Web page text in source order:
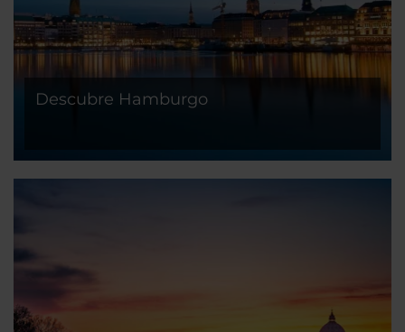
Descubre Hamburgo